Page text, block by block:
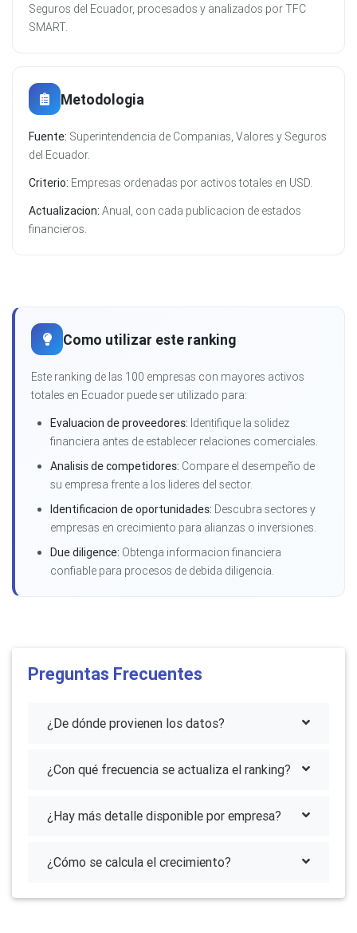
Seguros del Ecuador, procesados y analizados por TFC
SMART.
Metodologia
Fuente: Superintendencia de Companias, Valores y Seguros
del Ecuador.
Criterio: Empresas ordenadas por activos totales en USD.
Actualizacion: Anual, con cada publicacion de estados
financieros.
Como utilizar este ranking
Este ranking de las 100 empresas con mayores activos
totales en Ecuador puede ser utilizado para:
Evaluacion de proveedores: Identifique la solidez
financiera antes de establecer relaciones comerciales.
Analisis de competidores: Compare el desempeño de
su empresa frente a los lideres del sector.
Identificacion de oportunidades: Descubra sectores y
empresas en crecimiento para alianzas o inversiones.
Due diligence: Obtenga informacion financiera
confiable para procesos de debida diligencia.
Preguntas Frecuentes
¿De dónde provienen los datos?
¿Con qué frecuencia se actualiza el ranking?
¿Hay más detalle disponible por empresa?
¿Cómo se calcula el crecimiento?